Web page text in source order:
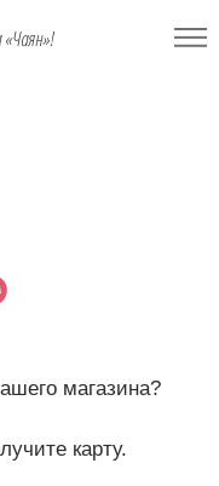
«Чаян»!
магазина?
карту.